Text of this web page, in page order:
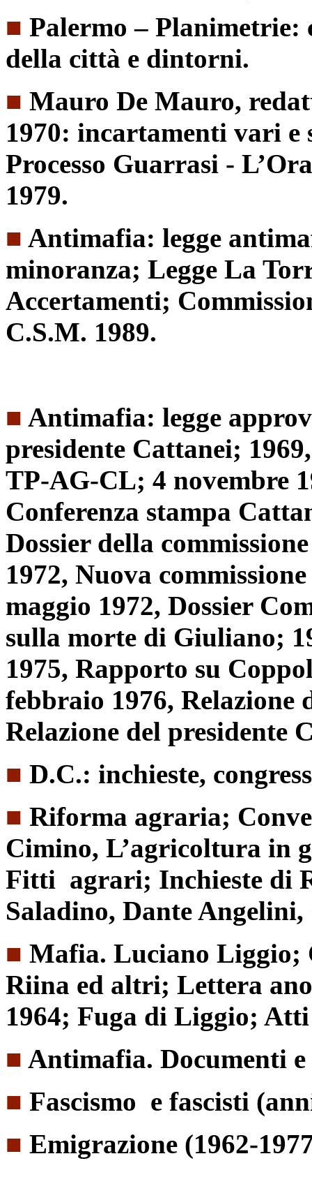
■ Palermo – Planimetrie:
della città e dintorni.
■ Mauro De Mauro,
1970: incartamenti vari e
Processo Guarrasi -
1979.
■ Antimafia: legge
minoranza; Legge La
Accertamenti;
C.S.M. 1989.
■ Antimafia: legge
presidente Cattanei;
TP-AG-CL; 4 novembre
Conferenza stampa
Dossier della
1972, Nuova
maggio 1972, Dossier
sulla morte di Giuliano;
1975, Rapporto su
febbraio 1976, Relazione
Relazione del presidente
■ D.C.: inchieste,
■ Riforma agraria;
Cimino, L’agricoltura in
Fitti agrari; Inchieste di
Saladino, Dante Angelini,
■ Mafia. Luciano Liggio;
Riina ed altri; Lettera
1964; Fuga di Liggio;
■ Antimafia. Documenti
■ Fascismo e fascisti
■ Emigrazione (1962-